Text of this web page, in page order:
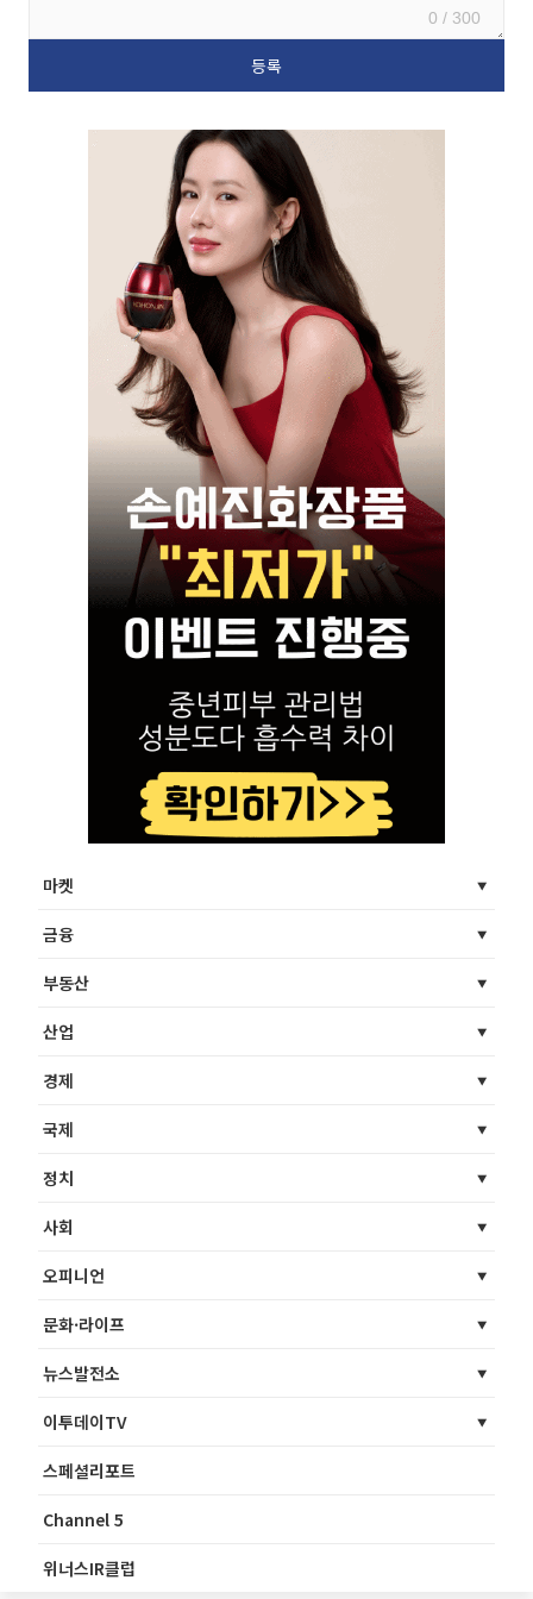
0 / 300
마켓
금융
부동산
산업
경제
국제
정치
사회
오피니언
문화·라이프
뉴스발전소
이투데이TV
스페셜리포트
Channel 5
위너스IR클럽